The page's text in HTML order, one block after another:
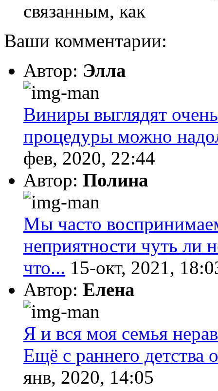
связанным, как
Ваши комментарии:
Автор: Элла
Виниры выглядят
процедуры можно
фев, 2020, 22:44
Автор: Полина
Мы часто
неприятности чуть ли
что... 15-окт, 2021,
Автор: Елена
Я и вся моя семья
Ещё с раннего детства
янв, 2020, 14:05